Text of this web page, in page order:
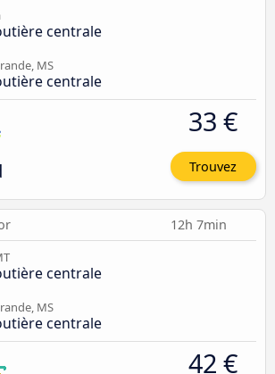
centrale
MS
centrale
33 €
Trouvez
12h 7min
centrale
MS
centrale
42 €